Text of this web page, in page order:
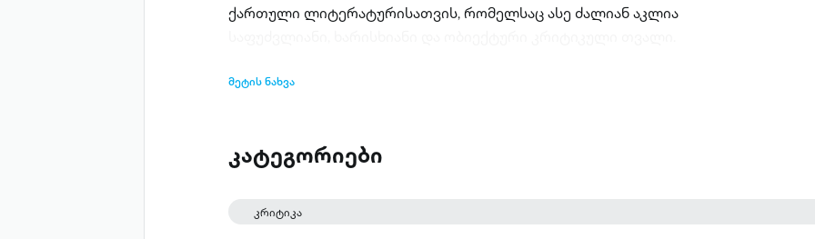
ქართული ლიტერატურისათვის, რომელსაც ასე ძალიან აკლია
მეტის ნახვა
კატეგორიები
კრიტიკა